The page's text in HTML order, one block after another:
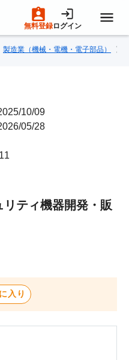
無料登録ログイン
製造業（機械・電機・電子部品）
10/09
05/28
リティ機器開発・販
入り